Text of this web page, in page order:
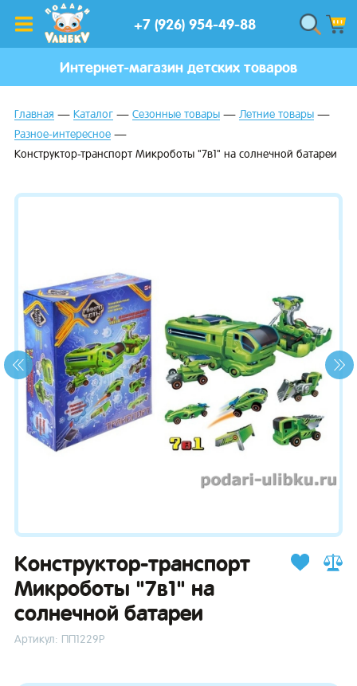
+7 (926) 954-49-88
Интернет-магазин детских товаров
Главная Каталог Сезонные товары
Летние товары
Разное-интересное
Конструктор-транспорт Микроботы "7в1" на солнечной батареи
Конструктор-транспорт
Микроботы "7в1" на
солнечной батареи
Артикул: ПП1229Р